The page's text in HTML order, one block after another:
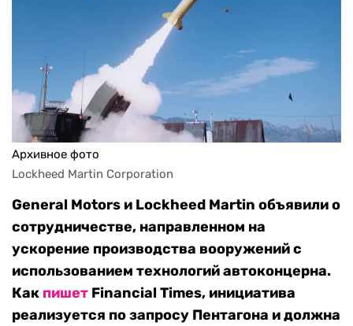
Архивное фото
Lockheed Martin Corporation
General Motors и Lockheed Martin объявили о
сотрудничестве, направленном на
ускорение производства вооружений с
использованием технологий автоконцерна.
Как пишет Financial Times, инициатива
реализуется по запросу Пентагона и должна